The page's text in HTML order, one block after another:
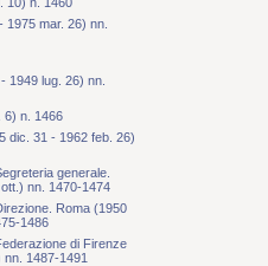
1975 mar. 26) nn.
1949 lug. 26) nn.
6) n. 1466
dic. 31 - 1962 feb. 26)
generale.
nn. 1470-1474
Roma (1950
1486
di Firenze
1487-1491